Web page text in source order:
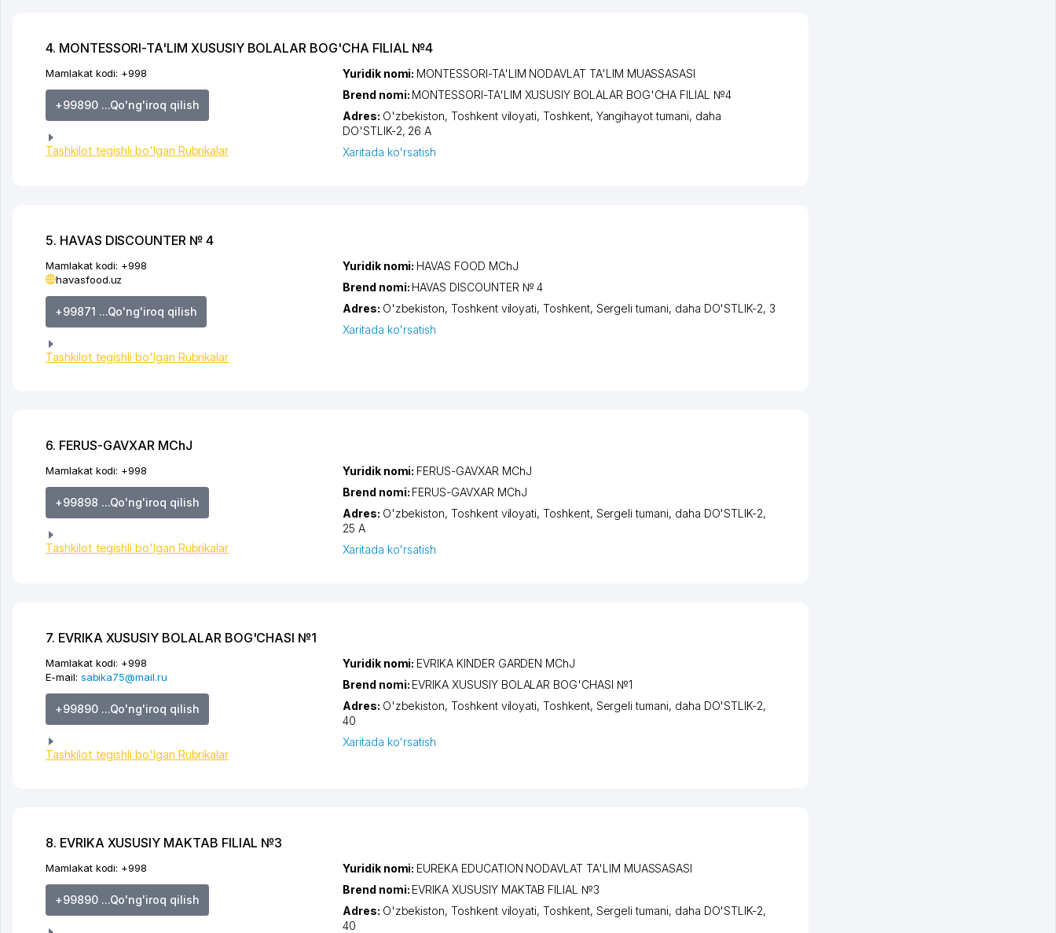
4. MONTESSORI-TA'LIM XUSUSIY BOLALAR BOG'CHA FILIAL №4
Mamlakat kodi: +998
+99890 ...Qo'ng'iroq qilish
Tashkilot tegishli bo'lgan Rubrikalar
Yuridik nomi: MONTESSORI-TA'LIM NODAVLAT TA'LIM MUASSASASI
Brend nomi: MONTESSORI-TA'LIM XUSUSIY BOLALAR BOG'CHA FILIAL №4
Adres: O'zbekiston,Toshkent viloyati,Toshkent, Yangihayot tumani, daha
DO'STLIK-2, 26 A
Xaritada ko'rsatish
5. HAVAS DISCOUNTER № 4
Mamlakat kodi: +998
havasfood.uz
+99871 ...Qo'ng'iroq qilish
Tashkilot tegishli bo'lgan Rubrikalar
Yuridik nomi: HAVAS FOOD MChJ
Brend nomi: HAVAS DISCOUNTER № 4
Adres: O'zbekiston,Toshkent viloyati,Toshkent, Sergeli tumani, daha DO'STLIK-2, 3
Xaritada ko'rsatish
6. FERUS-GAVXAR MChJ
Mamlakat kodi: +998
+99898 ...Qo'ng'iroq qilish
Tashkilot tegishli bo'lgan Rubrikalar
Yuridik nomi: FERUS-GAVXAR MChJ
Brend nomi: FERUS-GAVXAR MChJ
Adres: O'zbekiston,Toshkent viloyati,Toshkent, Sergeli tumani, daha DO'STLIK-2,
25 А
Xaritada ko'rsatish
7. EVRIKA XUSUSIY BOLALAR BOG'CHASI №1
Mamlakat kodi: +998
E-mail: sabika75@mail.ru
+99890 ...Qo'ng'iroq qilish
Tashkilot tegishli bo'lgan Rubrikalar
Yuridik nomi: EVRIKA KINDER GARDEN MChJ
Brend nomi: EVRIKA XUSUSIY BOLALAR BOG'CHASI №1
Adres: O'zbekiston,Toshkent viloyati,Toshkent, Sergeli tumani, daha DO'STLIK-2,
40
Xaritada ko'rsatish
8. EVRIKA XUSUSIY MAKTAB FILIAL №3
Mamlakat kodi: +998
+99890 ...Qo'ng'iroq qilish
Yuridik nomi: EUREKA EDUCATION NODAVLAT TA'LIM MUASSASASI
Brend nomi: EVRIKA XUSUSIY MAKTAB FILIAL №3
Adres: O'zbekiston,Toshkent viloyati,Toshkent, Sergeli tumani, daha DO'STLIK-2,
40